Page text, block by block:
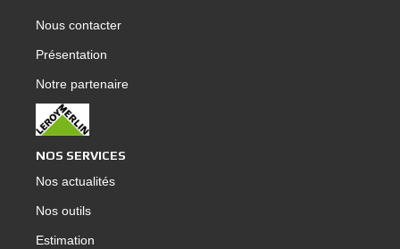
Nous contacter
Présentation
Notre partenaire
NOS SERVICES
Nos actualités
Nos outils
Estimation